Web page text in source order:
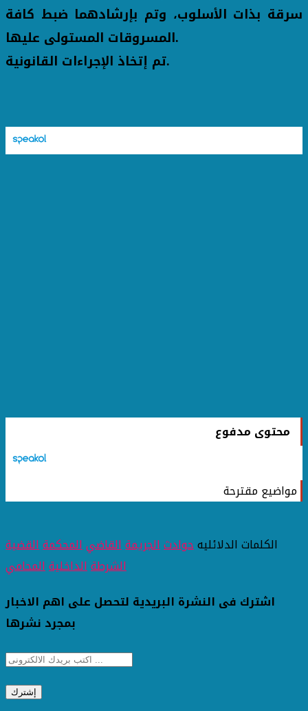
سرقة بذات الأسلوب، وتم بإرشادهما ضبط كافة
المسروقات المستولى عليها.
تم إتخاذ الإجراءات القانونية.
محتوى مدفوع
مواضيع مقترحة
الكلمات الدلائليهحوادثالجريمةالقاضيالمحكمةالقضية
الشرطةالداخليةالمحامي
اشترك فى النشرة البريدية لتحصل على اهم الاخبار
بمجرد نشرها